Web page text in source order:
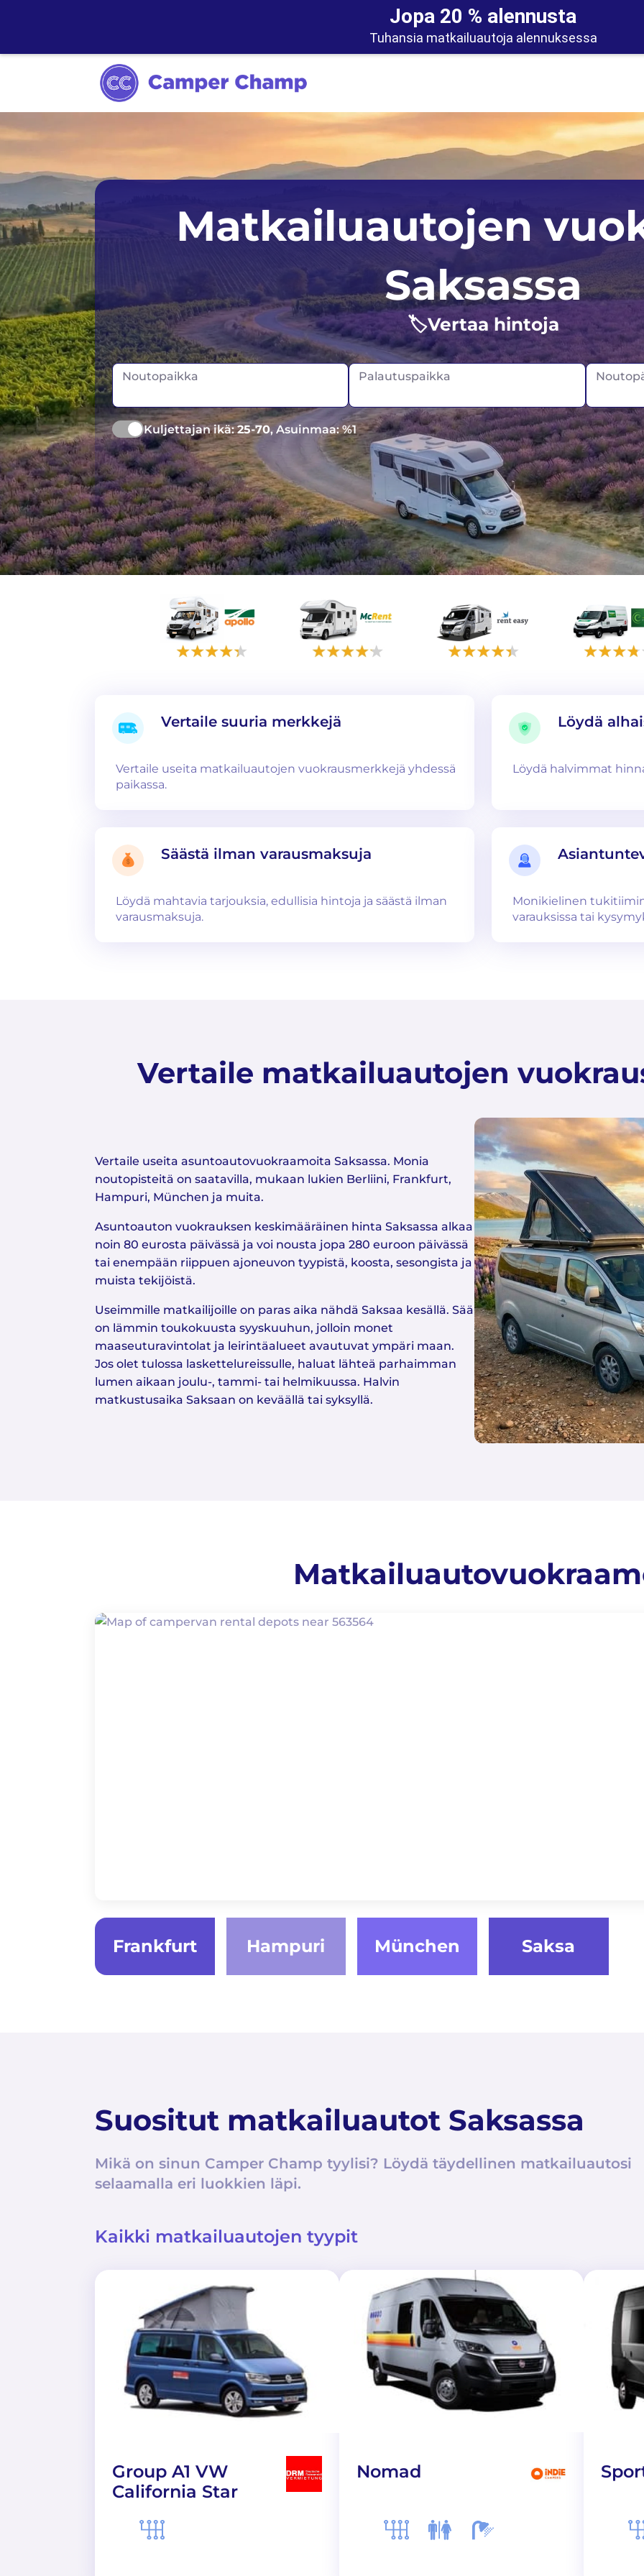
Jopa 20 % alennusta
Tuhansia matkailuautoja alennuksessa
Melbourne Christchurch Norja
Skotlanti
Saksa
Matkailuautojen
Saksassa
🏷️Vertaa hintoja
Noutopaikka Palautuspaikka
Kuljettajan ikä:25-70, Asuinmaa: %1
Vertaile suuria merkkejä
Vertaile useita matkailuautojen vuokrausmerkkejä yhdessä
paikassa.
Löydä
Löydä halvimmat
Säästä ilman varausmaksuja
Löydä mahtavia tarjouksia, edullisia hintoja ja säästä ilman
varausmaksuja.
Monikielinen
varauksissa tai
Vertaile matkailuautojen
Vertaile useita asuntoautovuokraamoita Saksassa. Monia
noutopisteitä on saatavilla, mukaan lukien Berliini, Frankfurt,
Hampuri, München ja muita.
Asuntoauton vuokrauksen keskimääräinen hinta Saksassa alkaa
noin 80 eurosta päivässä ja voi nousta jopa 280 euroon päivässä
tai enempään riippuen ajoneuvon tyypistä, koosta, sesongista ja
muista tekijöistä.
Useimmille matkailijoille on paras aika nähdä Saksaa kesällä. Sää
on lämmin toukokuusta syyskuuhun, jolloin monet
maaseuturavintolat ja leirintäalueet avautuvat ympäri maan.
Jos olet tulossa laskettelureissulle, haluat lähteä parhaimman
lumen aikaan joulu-, tammi- tai helmikuussa. Halvin
matkustusaika Saksaan on keväällä tai syksyllä.
Frankfurt Hampuri München Saksa
Suositut matkailuautot Saksassa
Mikä on sinun Camper Champ tyylisi? Löydä täydellinen matkailuautosi
selaamalla eri luokkien läpi.
Kaikki matkailuautojen tyypit
Group A1 VW
California Star
Nomad